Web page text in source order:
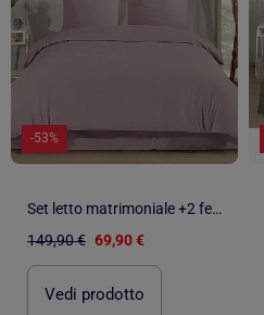
-53%
Set letto matrimoniale +2 federe 65x65 cm flanella di cotone
149,90 € 69,90 €
Vedi prodotto